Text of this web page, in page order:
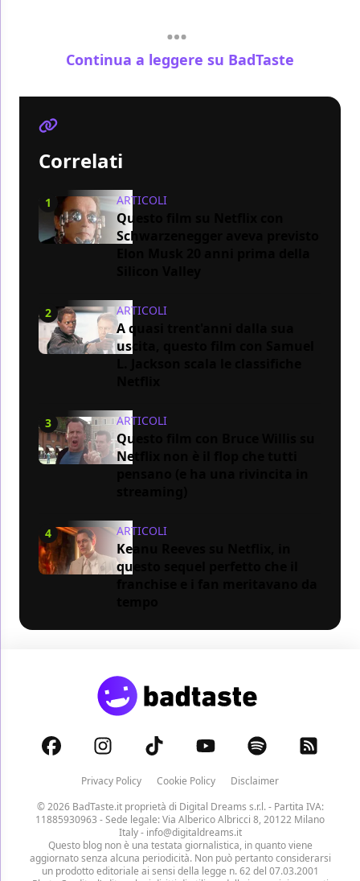
Continua a leggere su BadTaste
Correlati
1 ARTICOLI
Questo film su Netflix con
Schwarzenegger aveva previsto
2 ARTICOLI
A quasi trent'anni dalla sua
uscita, questo film con Samuel
3 ARTICOLI
Questo film con Bruce Willis su
Netflix non è il flop che tutti
4 ARTICOLI
Keanu Reeves su Netflix, in
questo sequel perfetto che il
Privacy Policy Cookie Policy
Disclaimer
© 2026 BadTaste.it proprietà di Digital Dreams s.r.l.- Partita IVA:
11885930963 - Sede legale: Via Alberico Albricci 8, 20122 Milano
Italy - info@digitaldreams.it
Questo blog non è una testata giornalistica, in quanto viene
aggiornato senza alcuna periodicità. Non può pertanto considerarsi
un prodotto editoriale ai sensi della legge n. 62 del 07.03.2001